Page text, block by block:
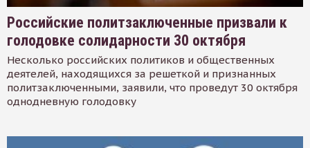
Российские политзаключенные призвали к
голодовке солидарности 30 октября
Несколько российских политиков и общественных
деятелей, находящихся за решеткой и признанных
политзаключенными, заявили, что проведут 30 октября
однодневную голодовку